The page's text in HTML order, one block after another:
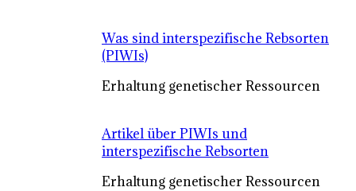
Was sind interspezifische Rebsorten
(PIWIs)
Erhaltung genetischer Ressourcen
Artikel über PIWIs und
interspezifische Rebsorten
Erhaltung genetischer Ressourcen